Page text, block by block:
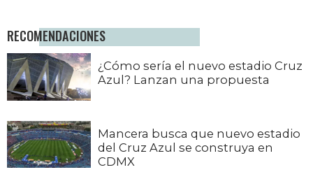
RECOMENDACIONES
¿Cómo sería el nuevo estadio Cruz
Azul? Lanzan una propuesta
Mancera busca que nuevo estadio
del Cruz Azul se construya en
CDMX